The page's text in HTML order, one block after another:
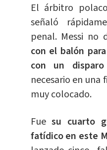
El árbitro
señaló
penal. Messi no
con el balón
con un
necesario en
muy colocado.
Fuesu cuarto
fatídico en este